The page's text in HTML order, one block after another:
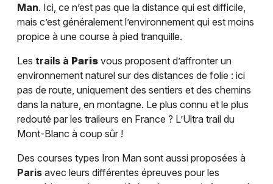
Man. Ici, ce n’est pas que la distance qui est difficile,
mais c’est généralement l’environnement qui est moins
propice à une course à pied tranquille.
Les trails à Paris vous proposent d’affronter un
environnement naturel sur des distances de folie : ici
pas de route, uniquement des sentiers et des chemins
dans la nature, en montagne. Le plus connu et le plus
redouté par les traileurs en France ? L’Ultra trail du
Mont-Blanc à coup sûr !
Des courses types Iron Man sont aussi proposées à
Paris avec leurs différentes épreuves pour les